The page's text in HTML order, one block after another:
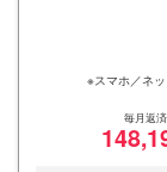
※スマホ／ネ
毎月返